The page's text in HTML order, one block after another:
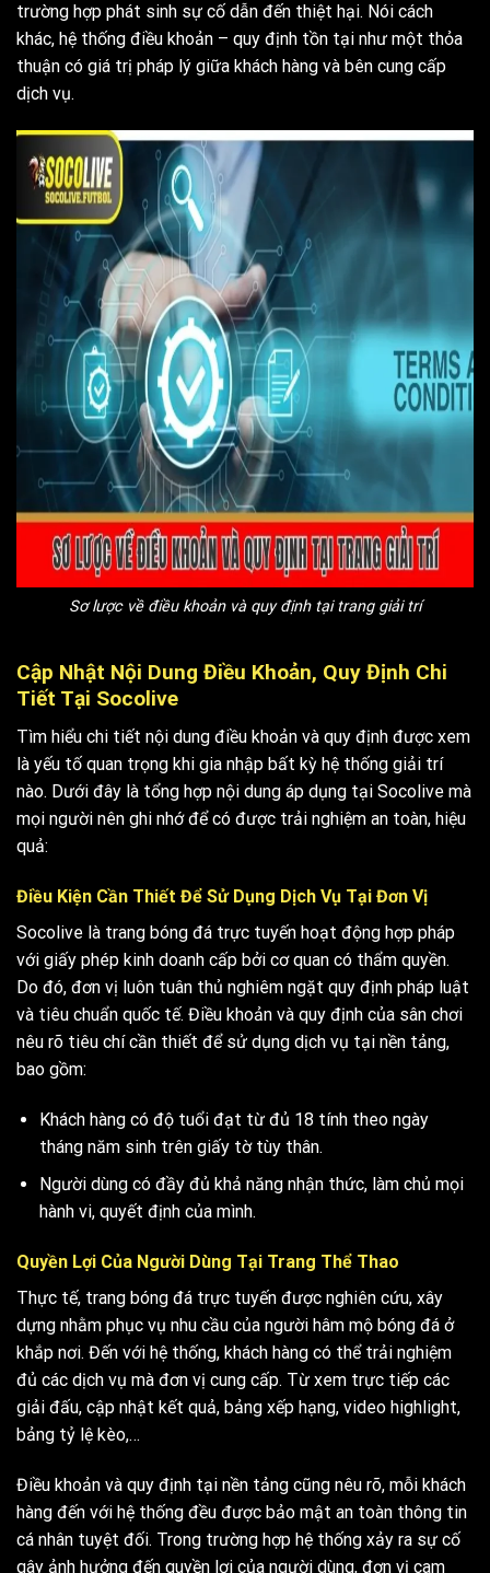
trường hợp phát sinh sự cố dẫn đến thiệt hại. Nói cách
khác, hệ thống điều khoản – quy định tồn tại như một thỏa
thuận có giá trị pháp lý giữa khách hàng và bên cung cấp
dịch vụ.
Sơ lược về điều khoản và quy định tại trang giải trí
Cập Nhật Nội Dung Điều Khoản, Quy Định Chi
Tiết Tại Socolive
Tìm hiểu chi tiết nội dung điều khoản và quy định được xem
là yếu tố quan trọng khi gia nhập bất kỳ hệ thống giải trí
nào. Dưới đây là tổng hợp nội dung áp dụng tại Socolive mà
mọi người nên ghi nhớ để có được trải nghiệm an toàn, hiệu
quả:
Điều Kiện Cần Thiết Để Sử Dụng Dịch Vụ Tại Đơn Vị
Socolive là trang bóng đá trực tuyến hoạt động hợp pháp
với giấy phép kinh doanh cấp bởi cơ quan có thẩm quyền.
Do đó, đơn vị luôn tuân thủ nghiêm ngặt quy định pháp luật
và tiêu chuẩn quốc tế. Điều khoản và quy định của sân chơi
nêu rõ tiêu chí cần thiết để sử dụng dịch vụ tại nền tảng,
bao gồm:
Khách hàng có độ tuổi đạt từ đủ 18 tính theo ngày
tháng năm sinh trên giấy tờ tùy thân.
Người dùng có đầy đủ khả năng nhận thức, làm chủ mọi
hành vi, quyết định của mình.
Quyền Lợi Của Người Dùng Tại Trang Thể Thao
Thực tế, trang bóng đá trực tuyến được nghiên cứu, xây
dựng nhằm phục vụ nhu cầu của người hâm mộ bóng đá ở
khắp nơi. Đến với hệ thống, khách hàng có thể trải nghiệm
đủ các dịch vụ mà đơn vị cung cấp. Từ xem trực tiếp các
giải đấu, cập nhật kết quả, bảng xếp hạng, video highlight,
bảng tỷ lệ kèo,…
Điều khoản và quy định tại nền tảng cũng nêu rõ, mỗi khách
hàng đến với hệ thống đều được bảo mật an toàn thông tin
cá nhân tuyệt đối. Trong trường hợp hệ thống xảy ra sự cố
gây ảnh hưởng đến quyền lợi của người dùng, đơn vị cam